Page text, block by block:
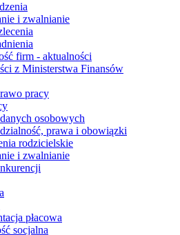
i zwalnianie
firm - aktualności
z Ministerstwa Finansów
pracy
osobowych
prawa i obowiązki
rodzicielskie
i zwalnianie
płacowa
socjalna